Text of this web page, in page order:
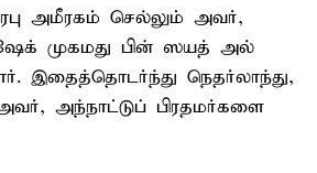
அமீரகம் செல்லும் அவர்,
முகமது பின் ஸயத் அல்
இதைத்தொடர்ந்து நெதர்லாந்து,
அந்நாட்டுப் பிரதமர்களை